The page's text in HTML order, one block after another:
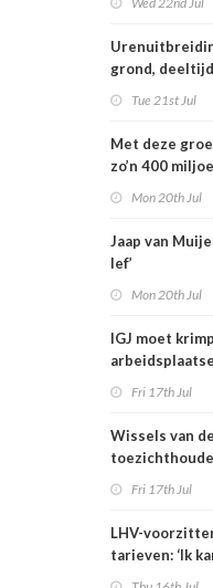
grond,
Tue 21st Jul
Met deze
zo’n 400
Mon 20th Jul
Jaap van
lef’
Mon 20th Jul
IGJ moet
Fri 17th Jul
Wissels van
Fri 17th Jul
LHV-
tarieven: ‘Ik